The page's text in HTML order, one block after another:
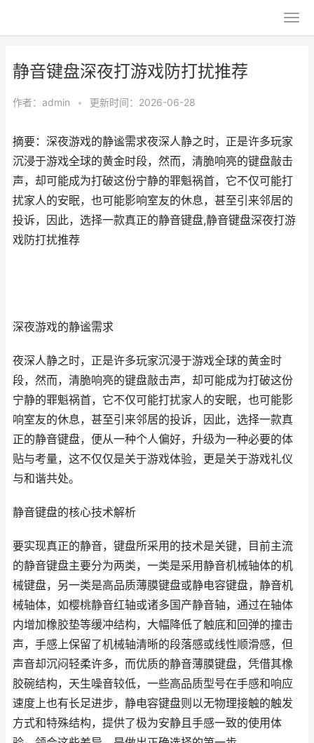
静音键盘深夜打游戏防打扰推荐
作者： admin • 更新时间：2026-06-28
摘要：深夜游戏的静谧需求夜深人静之时，正是许多玩家
沉浸于游戏全球的黄金时段，然而，清脆响亮的键盘敲击
声，却可能成为打破这份宁静的罪魁祸首，它不仅可能打
扰家人的安眠，也可能影响室友的休息，甚至引来邻居的
投诉，因此，选择一款真正的静音键盘,静音键盘深夜打游
戏防打扰推荐
深夜游戏的静谧需求
夜深人静之时，正是许多玩家沉浸于游戏全球的黄金时
段，然而，清脆响亮的键盘敲击声，却可能成为打破这份
宁静的罪魁祸首，它不仅可能打扰家人的安眠，也可能影
响室友的休息，甚至引来邻居的投诉，因此，选择一款真
正的静音键盘，便从一种个人偏好，升级为一种必要的体
贴与考量，这不仅仅是关于游戏体验，更是关于游戏礼仪
与和谐共处。
静音键盘的核心技术解析
要实现真正的静音，键盘所采用的技术是关键，目前主流
的静音键盘主要分为两类，一类是采用静音机械轴体的机
械键盘，另一类是高品质薄膜键盘或静电容键盘，静音机
械轴体，如樱桃静音红轴或诸多国产静音轴，通过在轴体
内增加橡胶垫等缓冲结构，大幅降低了触底和回弹的撞击
声，手感上保留了机械轴清晰的段落感或线性顺滑感，但
声音却沉闷轻柔许多，而优质的静音薄膜键盘，凭借其橡
胶碗结构，天生噪音较低，一些高品质型号在手感和响应
速度上也有长足进步，静电容键盘则以无物理接触的触发
方式和特殊结构，提供了极为安静且手感一致的使用体